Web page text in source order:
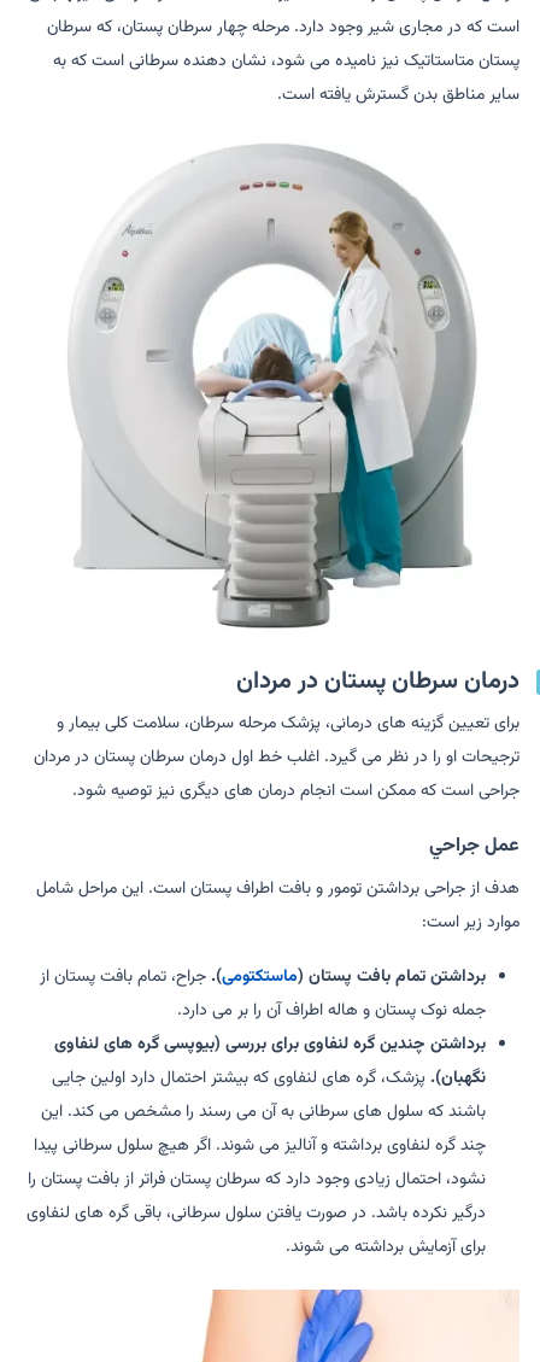
است که در مجاری شیر وجود دارد. مرحله چهار سرطان پستان، که سرطان
پستان متاستاتیک نیز نامیده می شود، نشان دهنده سرطانی است که به
سایر مناطق بدن گسترش یافته است.
درمان سرطان پستان در مردان
برای تعیین گزینه های درمانی، پزشک مرحله سرطان، سلامت کلی بیمار و
ترجیحات او را در نظر می گیرد. اغلب خط اول درمان سرطان پستان در مردان
جراحی است که ممکن است انجام درمان های دیگری نیز توصیه شود.
عمل جراحي
هدف از جراحی برداشتن تومور و بافت اطراف پستان است. این مراحل شامل
موارد زیر است:
برداشتن تمام بافت پستان (ماستکتومی). جراح، تمام بافت پستان از
جمله نوک پستان و هاله اطراف آن را بر می دارد.
برداشتن چندین گره لنفاوی برای بررسی (بیوپسی گره های لنفاوی
نگهبان). پزشک، گره های لنفاوی که بیشتر احتمال دارد اولین جایی
باشند که سلول های سرطانی به آن می رسند را مشخص می کند. این
چند گره لنفاوی برداشته و آنالیز می شوند. اگر هیچ سلول سرطانی پیدا
نشود، احتمال زیادی وجود دارد که سرطان پستان فراتر از بافت پستان را
درگیر نکرده باشد. در صورت یافتن سلول سرطانی، باقی گره های لنفاوی
برای آزمایش برداشته می شوند.